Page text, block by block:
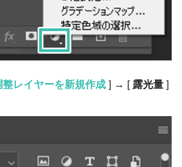
レイヤーを新規作成] → [ 露光量]